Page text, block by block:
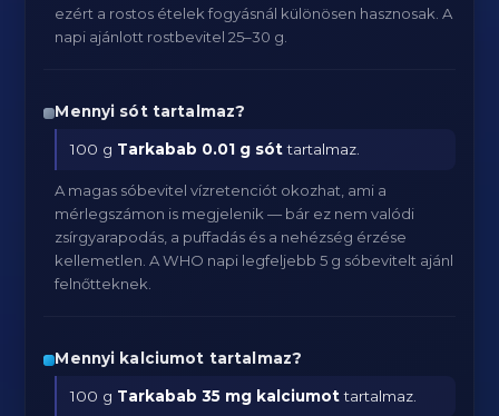
ezért a rostos ételek fogyásnál különösen hasznosak. A
napi ajánlott rostbevitel 25–30 g.
Mennyi sót tartalmaz?
100 g Tarkabab 0.01 g sóttartalmaz.
A magas sóbevitel vízretenciót okozhat, ami a
mérlegszámon is megjelenik — bár ez nem valódi
zsírgyarapodás, a puffadás és a nehézség érzése
kellemetlen. A WHO napi legfeljebb 5 g sóbevitelt ajánl
felnőtteknek.
Mennyi kalciumot tartalmaz?
100 g Tarkabab 35 mg kalciumottartalmaz.